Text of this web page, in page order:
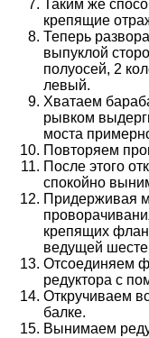
Таким же
крепящие
Теперь
выпуклой
полуосей, 2
левый.
Хватаем
рывком
моста
Повторяем
После этого
спокойно
Придерживая
крепящих
ведущей
Отсоединяем
редуктора с
Откручиваем
балке.
Вынимаем